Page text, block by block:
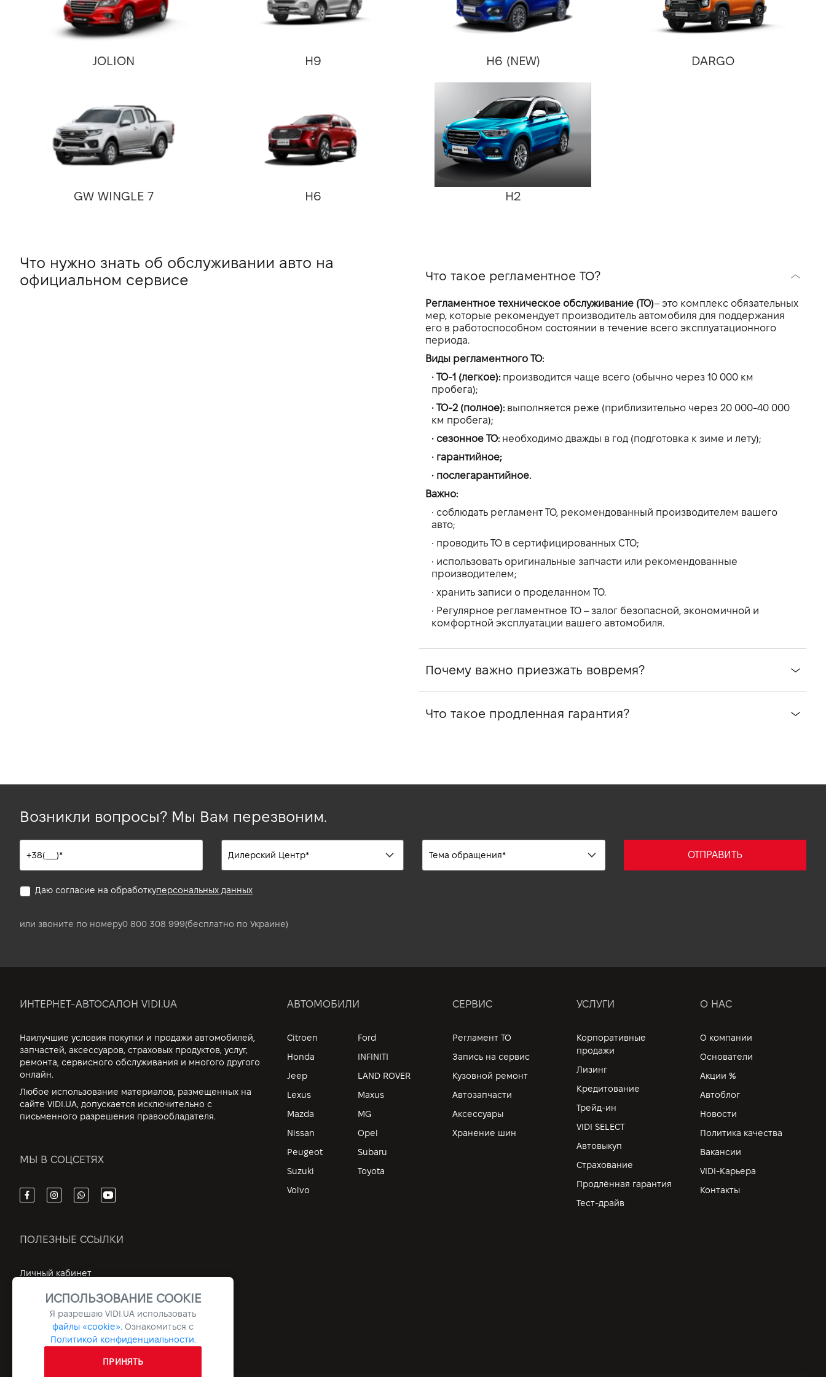
JOLION H9 H6 (NEW) DARGO
GW WINGLE 7 H6 H2
Что нужно знать об обслуживании авто на
официальном сервисе
Что такое регламентное ТО?
Регламентное техническое обслуживание (ТО)– это комплекс обязательных
мер, которые рекомендует производитель автомобиля для поддержания
его в работоспособном состоянии в течение всего эксплуатационного
периода.
Виды регламентного ТО:
• ТО-1 (легкое): производится чаще всего (обычно через 10 000 км
пробега);
• ТО-2 (полное): выполняется реже (приблизительно через 20 000-40 000
км пробега);
• сезонное ТО: необходимо дважды в год (подготовка к зиме и лету);
• гарантийное;
• послегарантийное.
Важно:
• соблюдать регламент ТО, рекомендованный производителем вашего
авто;
• проводить ТО в сертифицированных СТО;
• использовать оригинальные запчасти или рекомендованные
производителем;
• хранить записи о проделанном ТО.
• Регулярное регламентное ТО – залог безопасной, экономичной и
комфортной эксплуатации вашего автомобиля.
Почему важно приезжать вовремя?
Что такое продленная гарантия?
Возникли вопросы? Мы Вам перезвоним.
ОТПРАВИТЬ
Даю согласие на обработкуперсональных данных
или звоните по номеру0 800 308 999(бесплатно по Украине)
ИНТЕРНЕТ-АВТОСАЛОН VIDI.UA
Наилучшие условия покупки и продажи автомобилей,
запчастей, аксессуаров, страховых продуктов, услуг,
ремонта, сервисного обслуживания и многого другого
онлайн.
Любое использование материалов, размещенных на
сайте VIDI.UA, допускается исключительно с
письменного разрешения правообладателя.
МЫ В СОЦСЕТЯХ
АВТОМОБИЛИ
Citroen
Ford
Honda
INFINITI
Jeep
LAND ROVER
Lexus
Maxus
Mazda
MG
Nissan
Opel
Peugeot
Subaru
Suzuki
Toyota
Volvo
СЕРВИС
Регламент ТО
Запись на сервис
Кузовной ремонт
Автозапчасти
Аксессуары
Хранение шин
УСЛУГИ
Корпоративные
продажи
Лизинг
Кредитование
Трейд-ин
VIDI SELECT
Автовыкуп
Страхование
Продлённая гарантия
Тест-драйв
О НАС
О компании
Основатели
Акции %
Автоблог
Новости
Политика качества
Вакансии
VIDI-Карьера
Контакты
ПОЛЕЗНЫЕ ССЫЛКИ
Личный кабинет
Контакты
Информация
ИСПОЛЬЗОВАНИЕ COOKIE
Я разрешаю VIDI.UA использовать
файлы «cookie». Ознакомиться с
Политикой конфиденциальности.
ПРИНЯТЬ